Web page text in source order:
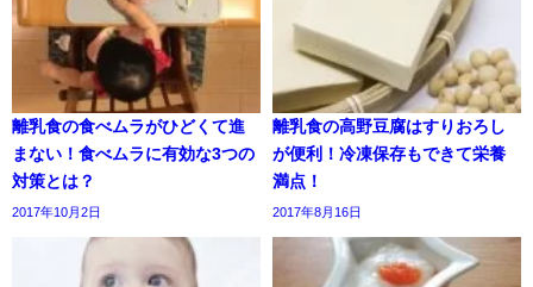
離乳食の食べムラがひどくて進
まない！食べムラに有効な3つの
対策とは？
2017年10月2日
離乳食の高野豆腐はすりおろし
が便利！冷凍保存もできて栄養
満点！
2017年8月16日